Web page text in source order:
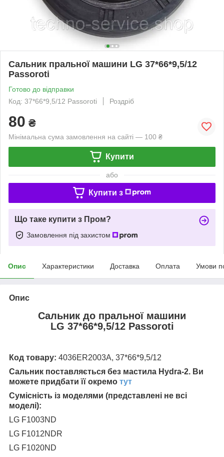
Сальник пральної машини LG 37*66*9,5/12
Passoroti
Готово до відправки
Код: 37*66*9,5/12 Passoroti
Роздріб
80 ₴
Мінімальна сума замовлення на сайті — 100 ₴
Купити
або
Купити з
Що таке купити з Пром?
Замовлення під захистом
Опис Характеристики Доставка Оплата Умови
Опис
Сальник до пральної машини
LG 37*66*9,5/12 Passoroti
Код товару: 4036ER2003A, 37*66*9,5/12
Сальник поставляється без мастила Hydra-2. Ви
можете придбати її окремо тут
Сумісність із моделями (представлені не всі
моделі):
LG F1003ND
LG F1012NDR
LG F1020ND